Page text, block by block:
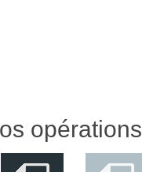
opérations